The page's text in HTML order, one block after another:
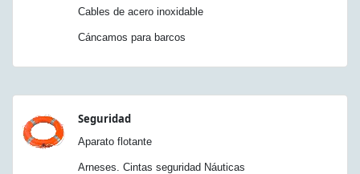
Cables de acero inoxidable
Cáncamos para barcos
Seguridad
Aparato flotante
Arneses. Cintas seguridad Náuticas